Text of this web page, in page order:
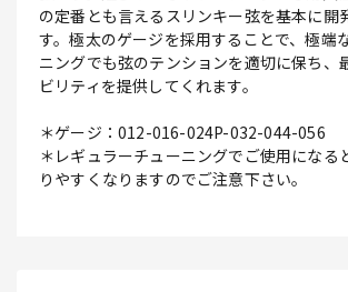
の定番とも言えるスリンキー弦を基本に開
す。極太のゲージを採用することで、極端
ニングでも弦のテンションを適切に保ち、
ビリティを提供してくれます。
＊ゲージ：012-016-024P-032-044-056
＊レギュラーチューニングでご使用になる
りやすくなりますのでご注意下さい。